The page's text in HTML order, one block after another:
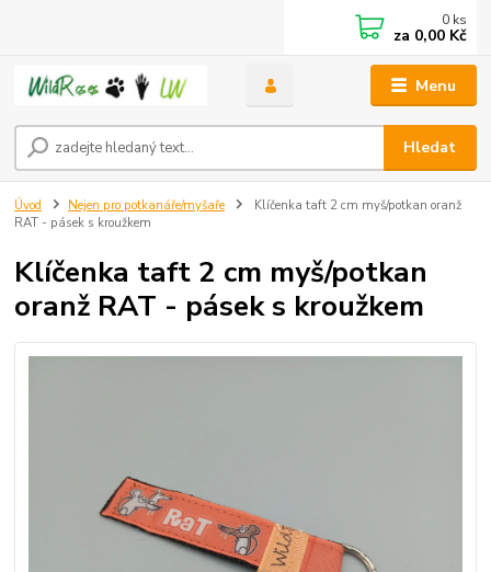
Menu
Hledat
0 ks
za 0,00 Kč
Úvod Nejen pro potkanáře/myšaře
Klíčenka taft 2 cm myš/potkan oranž
RAT - pásek s kroužkem
Klíčenka taft 2 cm myš/potkan
oranž RAT - pásek s kroužkem